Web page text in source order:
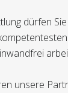
dürfen
unsere